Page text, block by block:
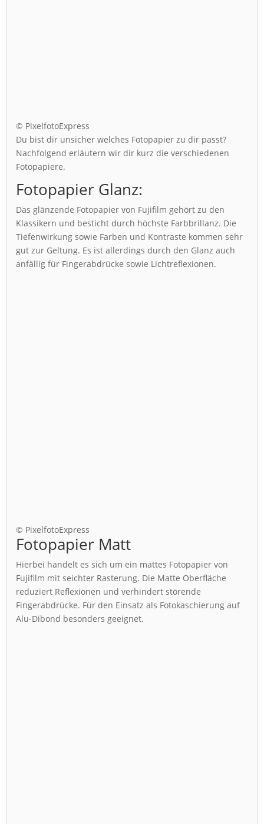
© PixelfotoExpress
Du bist dir unsicher welches Fotopapier zu dir passt?
Nachfolgend erläutern wir dir kurz die verschiedenen
Fotopapiere.
Fotopapier Glanz:
Das glänzende Fotopapier von Fujifilm gehört zu den
Klassikern und besticht durch höchste Farbbrillanz. Die
Tiefenwirkung sowie Farben und Kontraste kommen sehr
gut zur Geltung. Es ist allerdings durch den Glanz auch
anfällig für Fingerabdrücke sowie Lichtreflexionen.
© PixelfotoExpress
Fotopapier Matt
Hierbei handelt es sich um ein mattes Fotopapier von
Fujifilm mit seichter Rasterung. Die Matte Oberfläche
reduziert Reflexionen und verhindert störende
Fingerabdrücke. Für den Einsatz als Fotokaschierung auf
Alu-Dibond besonders geeignet.